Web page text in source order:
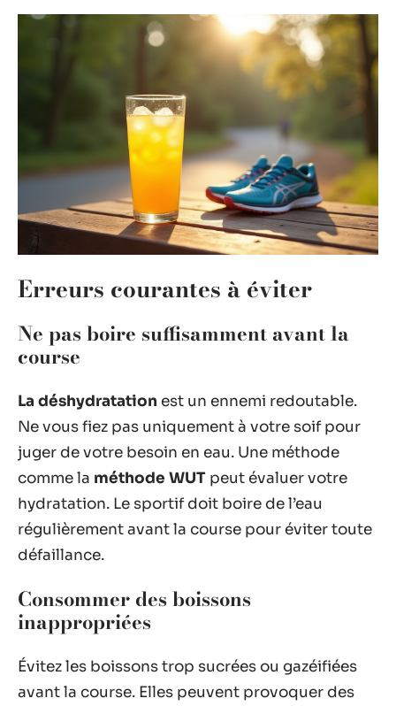
Erreurs courantes à éviter
Ne pas boire suffisamment avant la
course
La déshydratation est un ennemi redoutable.
Ne vous fiez pas uniquement à votre soif pour
juger de votre besoin en eau. Une méthode
comme la méthode WUT peut évaluer votre
hydratation. Le sportif doit boire de l’eau
régulièrement avant la course pour éviter toute
défaillance.
Consommer des boissons
inappropriées
Évitez les boissons trop sucrées ou gazéifiées
avant la course. Elles peuvent provoquer des